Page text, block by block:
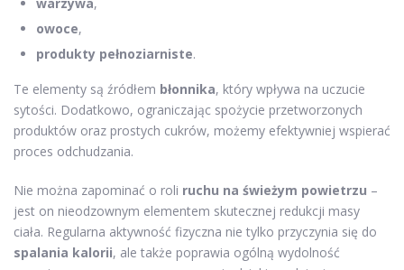
owoce,
produkty pełnoziarniste.
Te elementy są źródłem błonnika, który wpływa na uczucie
sytości. Dodatkowo, ograniczając spożycie przetworzonych
produktów oraz prostych cukrów, możemy efektywniej wspierać
proces odchudzania.
Nie można zapominać o roli ruchu na świeżym powietrzu –
jest on nieodzownym elementem skutecznej redukcji masy
ciała. Regularna aktywność fizyczna nie tylko przyczynia się do
spalania kalorii, ale także poprawia ogólną wydolność